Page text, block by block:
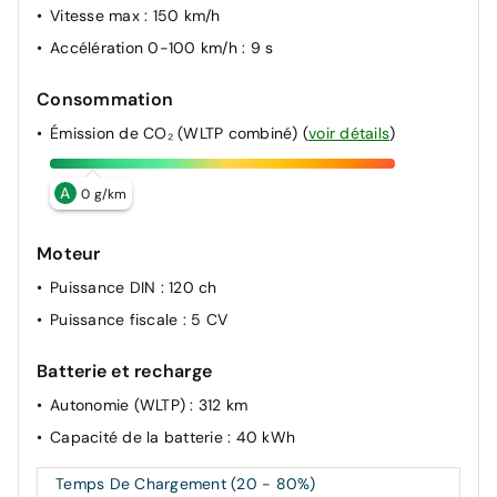
(Vehicle-to-Load ou V2L)
Console de rangement fixe avec accoudoir
Détection mains-libres à 360° (ouverture et
verrouillage)
Eclairage d'ambiance 3 zones
Vitesse max : 150 km/h
Accélération 0-100 km/h : 9 s
Consommation
Émission de CO₂ (WLTP combiné) (voir détails)
A 0 g/km
Moteur
Puissance DIN : 120 ch
Puissance fiscale : 5 CV
Batterie et recharge
Autonomie (WLTP): 312 km
Capacité de la batterie : 40 kWh
Temps De Chargement (20 - 80%)